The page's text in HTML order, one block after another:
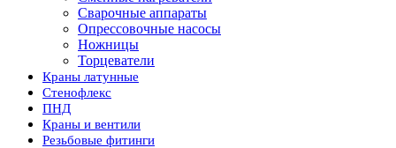
Сварочные аппараты
Опрессовочные насосы
Ножницы
Торцеватели
Краны латунные
Стенофлекс
ПНД
Краны и вентили
Резьбовые фитинги